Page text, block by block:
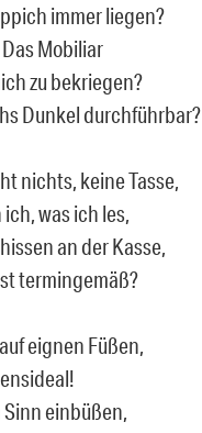
immer liegen?
Mobiliar
zu bekriegen?
Dunkel durchführbar?
nichts, keine Tasse,
was ich les,
an der Kasse,
termingemäß?
eignen Füßen,
einbüßen,